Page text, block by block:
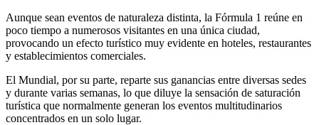
Aunque sean eventos de naturaleza distinta, la Fórmula 1 reúne en
poco tiempo a numerosos visitantes en una única ciudad,
provocando un efecto turístico muy evidente en hoteles, restaurantes
y establecimientos comerciales.
El Mundial, por su parte, reparte sus ganancias entre diversas sedes
y durante varias semanas, lo que diluye la sensación de saturación
turística que normalmente generan los eventos multitudinarios
concentrados en un solo lugar.